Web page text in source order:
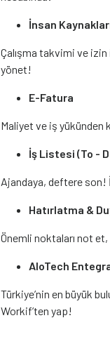
İnsan
Çalışma takvimi ve izin
yönet!
E-Fatura
Maliyet ve iş yükünden
İş Listesi (To -
Ajandaya, deftere son!
Hatırlatma &
Önemli noktaları not
AloTech
Türkiye’nin en büyük
Workif’ten yap!